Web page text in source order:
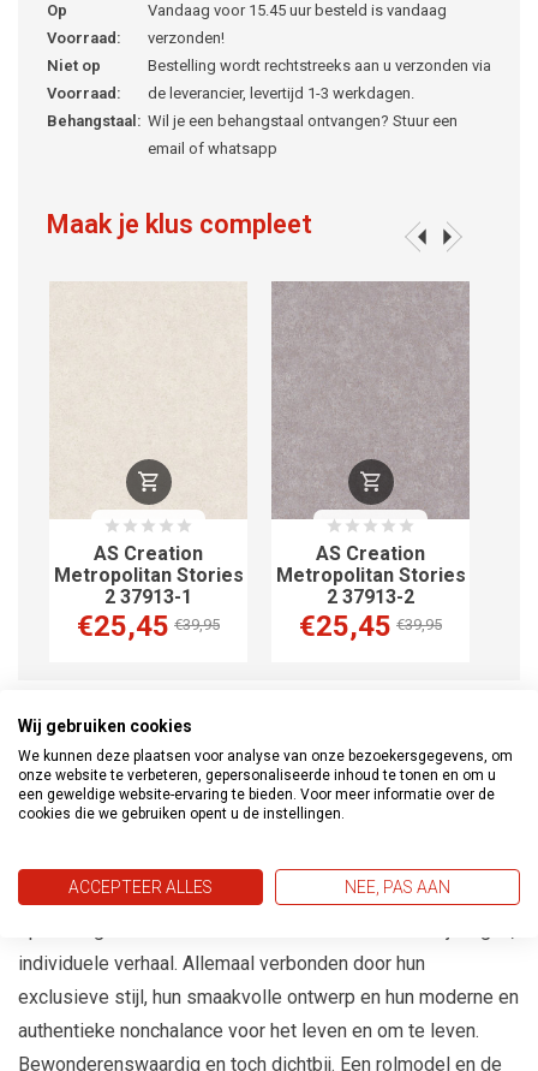
Op
Voorraad:
Vandaag voor 15.45 uur besteld is vandaag
verzonden!
Niet op
Voorraad:
Bestelling wordt rechtstreeks aan u verzonden via
de leverancier, levertijd 1-3 werkdagen.
Behangstaal: Wil je een behangstaal ontvangen? Stuur een
email of whatsapp
Maak je klus compleet
AS Creation
Metropolitan Stories
2 37913-1
€25,45 €39,95
AS Creation
Metropolitan Stories
2 37913-2
€25,45 €39,95
Informatie Documenten
Beoordelingen(0)
De reis gaat verder. Zes grote Europese steden, elk uniek
individuele verhaal. Allemaal verbonden door hun
exclusieve stijl, hun smaakvolle ontwerp en hun moderne en
authentieke nonchalance voor het leven en om te leven.
Bewonderenswaardig en toch dichtbij. Een rolmodel en de
Wij gebruiken cookies
We kunnen deze plaatsen voor analyse van onze bezoekersgegevens, om
onze website te verbeteren, gepersonaliseerde inhoud te tonen en om u
een geweldige website-ervaring te bieden. Voor meer informatie over de
cookies die we gebruiken opent u de instellingen.
ACCEPTEER ALLES NEE, PAS AAN